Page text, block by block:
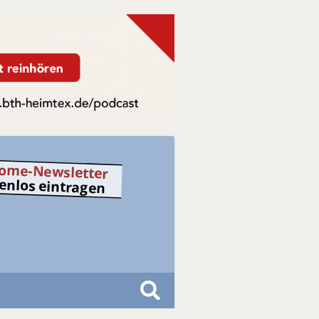
Newsletter
eintragen
S